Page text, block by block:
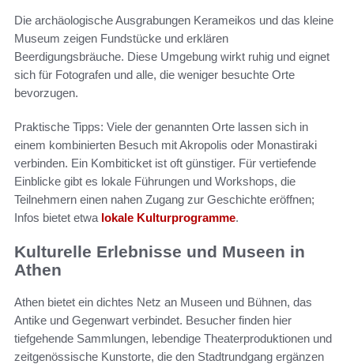
Die archäologische Ausgrabungen Kerameikos und das kleine
Museum zeigen Fundstücke und erklären
Beerdigungsbräuche. Diese Umgebung wirkt ruhig und eignet
sich für Fotografen und alle, die weniger besuchte Orte
bevorzugen.
Praktische Tipps: Viele der genannten Orte lassen sich in
einem kombinierten Besuch mit Akropolis oder Monastiraki
verbinden. Ein Kombiticket ist oft günstiger. Für vertiefende
Einblicke gibt es lokale Führungen und Workshops, die
Teilnehmern einen nahen Zugang zur Geschichte eröffnen;
Infos bietet etwa lokale Kulturprogramme.
Kulturelle Erlebnisse und Museen in
Athen
Athen bietet ein dichtes Netz an Museen und Bühnen, das
Antike und Gegenwart verbindet. Besucher finden hier
tiefgehende Sammlungen, lebendige Theaterproduktionen und
zeitgenössische Kunstorte, die den Stadtrundgang ergänzen